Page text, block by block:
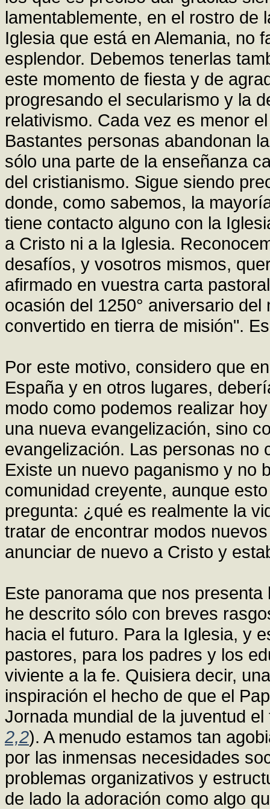
lamentablemente, en el rostro de
Iglesia que está en Alemania, no
esplendor. Debemos tenerlas
este momento de fiesta y de
progresando el secularismo y la
relativismo. Cada vez es menor
Bastantes personas abandonan
sólo una parte de la enseñanza
del cristianismo. Sigue siendo
donde, como sabemos, la
tiene contacto alguno con la
a Cristo ni a la Iglesia.
desafíos, y vosotros mismos,
afirmado en vuestra carta
ocasión del 1250° aniversario
convertido en tierra de misión".
Por este motivo, considero que
España y en otros lugares,
modo como podemos realizar
una nueva evangelización, sino
evangelización. Las personas no
Existe un nuevo paganismo y no
comunidad creyente, aunque
pregunta: ¿qué es realmente la
tratar de encontrar modos
anunciar de nuevo a Cristo y
Este panorama que nos
he descrito sólo con breves
hacia el futuro. Para la Iglesia, y
pastores, para los padres y los
viviente a la fe. Quisiera decir,
inspiración el hecho de que el
Jornada mundial de la juventud
2,2). A menudo estamos tan
por las inmensas necesidades
problemas organizativos y
de lado la adoración como algo